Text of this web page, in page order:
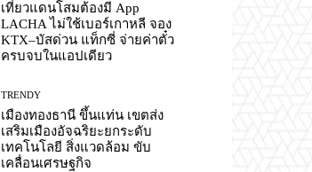
เที่ยวแดนโสมต้องมี App
LACHA ไม่ใช้เบอร์เกาหลี จอง
KTX–บัสด่วน แท็กซี่ จ่ายค่าตั๋ว
ครบจบในแอปเดียว
TRENDY
เมืองทองธานี ขึ้นแท่น เขตส่ง
เสริมเมืองอัจฉริยะยกระดับ
เทคโนโลยี สิ่งแวดล้อม ขับ
เคลื่อนเศรษฐกิจ